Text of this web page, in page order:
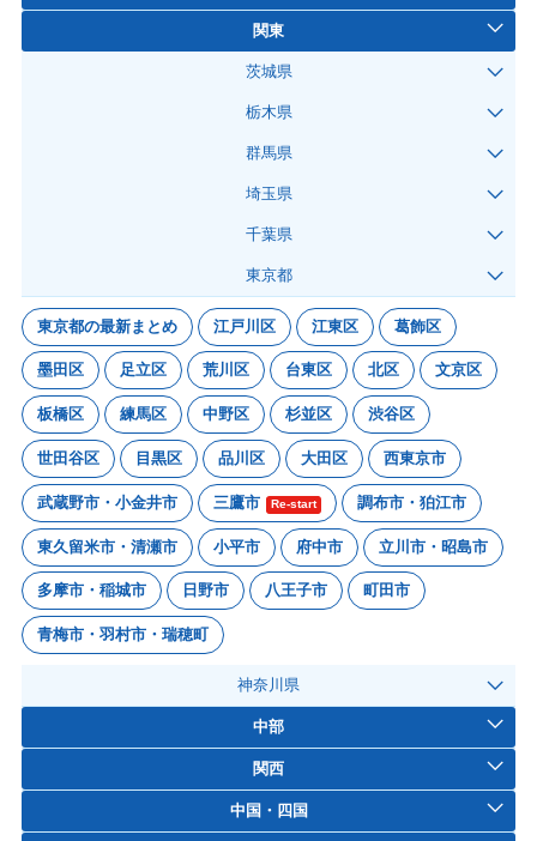
関東
茨城県
栃木県
群馬県
埼玉県
千葉県
東京都
東京都の最新まとめ 江戸川区 江東区 葛飾区
墨田区 足立区 荒川区 台東区 北区 文京区
板橋区 練馬区 中野区 杉並区 渋谷区
世田谷区 目黒区 品川区 大田区 西東京市
武蔵野市・小金井市 三鷹市 Re-start 調布市・狛江市
東久留米市・清瀬市 小平市 府中市 立川市・昭島市
多摩市・稲城市 日野市 八王子市 町田市
青梅市・羽村市・瑞穂町
神奈川県
中部
関西
中国・四国